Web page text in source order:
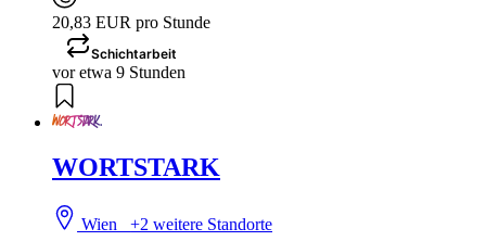
20,83 EUR pro Stunde
Schichtarbeit
vor etwa 9 Stunden
WORTSTARK
Wien+2 weitere Standorte